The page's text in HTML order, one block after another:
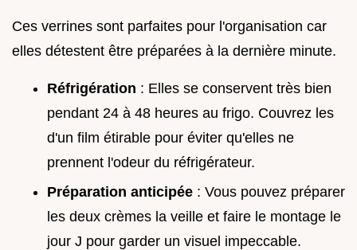
Ces verrines sont parfaites pour l'organisation car
elles détestent être préparées à la dernière minute.
Réfrigération : Elles se conservent très bien
pendant 24 à 48 heures au frigo. Couvrez les
d'un film étirable pour éviter qu'elles ne
prennent l'odeur du réfrigérateur.
Préparation anticipée : Vous pouvez préparer
les deux crèmes la veille et faire le montage le
jour J pour garder un visuel impeccable.